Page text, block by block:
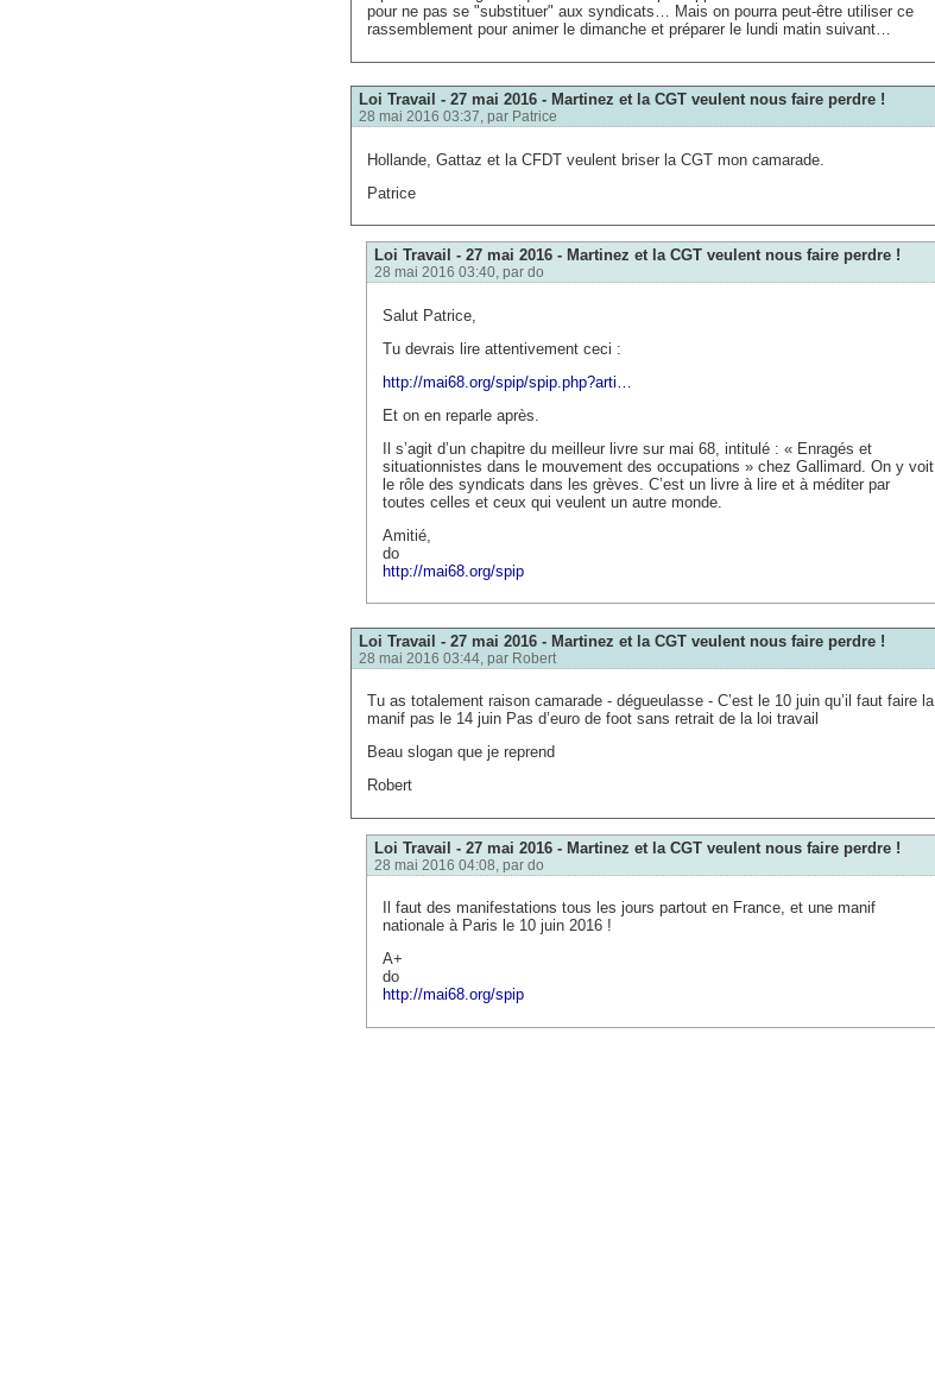
pour ne pas se "substituer" aux syndicats… Mais on pourra peut-être utiliser ce
rassemblement pour animer le dimanche et préparer le lundi matin suivant…
Loi Travail - 27 mai 2016 - Martinez et la CGT veulent nous faire perdre !
28 mai 2016 03:37, par Patrice
Hollande, Gattaz et la CFDT veulent briser la CGT mon camarade.
Patrice
Loi Travail - 27 mai 2016 - Martinez et la CGT veulent nous faire perdre !
28 mai 2016 03:40, par do
Salut Patrice,
Tu devrais lire attentivement ceci :
http://mai68.org/spip/spip.php?arti…
Et on en reparle après.
Il s’agit d’un chapitre du meilleur livre sur mai 68, intitulé : « Enragés et
situationnistes dans le mouvement des occupations » chez Gallimard. On y voit
le rôle des syndicats dans les grèves. C’est un livre à lire et à méditer par
toutes celles et ceux qui veulent un autre monde.
Amitié,
do
http://mai68.org/spip
Loi Travail - 27 mai 2016 - Martinez et la CGT veulent nous faire perdre !
28 mai 2016 03:44, par Robert
Tu as totalement raison camarade - dégueulasse - C’est le 10 juin qu’il faut faire la
manif pas le 14 juin Pas d’euro de foot sans retrait de la loi travail
Beau slogan que je reprend
Robert
Loi Travail - 27 mai 2016 - Martinez et la CGT veulent nous faire perdre !
28 mai 2016 04:08, par do
Il faut des manifestations tous les jours partout en France, et une manif
nationale à Paris le 10 juin 2016 !
A+
do
http://mai68.org/spip